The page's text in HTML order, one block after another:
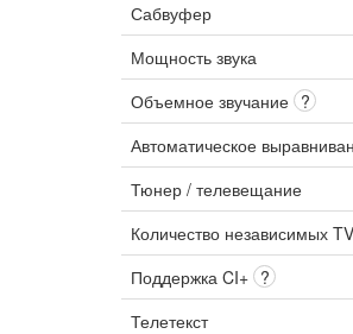
Сабвуфер
Мощность звука
Объемное звучание ?
Автоматическое
Тюнер / телевещание
Количество независимых
Поддержка CI+ ?
Телетекст